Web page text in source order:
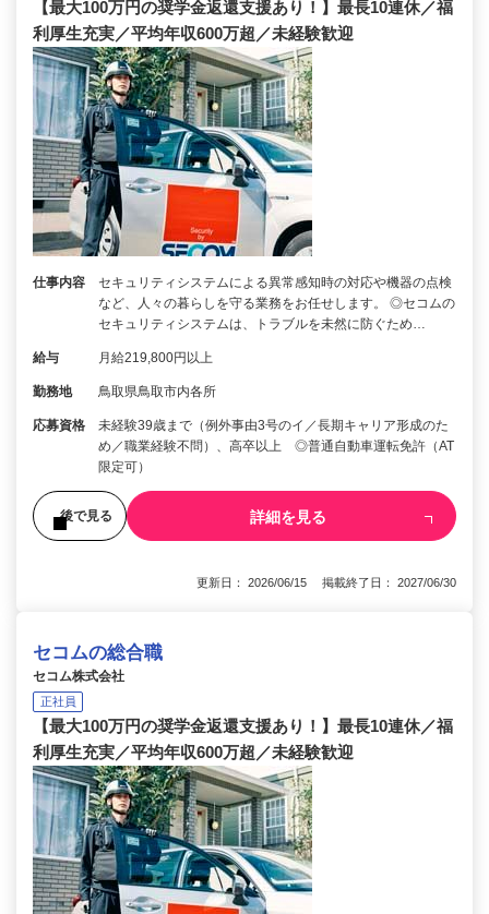
【最大100万円の奨学金返還支援あり！】最長10連休／福
利厚生充実／平均年収600万超／未経験歓迎
仕事内容
セキュリティシステムによる異常感知時の対応や機器の点検
など、人々の暮らしを守る業務をお任せします。 ◎セコムの
セキュリティシステムは、トラブルを未然に防ぐため…
給与 月給219,800円以上
勤務地 鳥取県鳥取市内各所
応募資格
未経験39歳まで（例外事由3号のイ／長期キャリア形成のた
め／職業経験不問）、高卒以上 ◎普通自動車運転免許（AT
限定可）
後で見る 詳細を見る
更新日： 2026/06/15 掲載終了日： 2027/06/30
セコムの総合職
セコム株式会社
正社員
【最大100万円の奨学金返還支援あり！】最長10連休／福
利厚生充実／平均年収600万超／未経験歓迎